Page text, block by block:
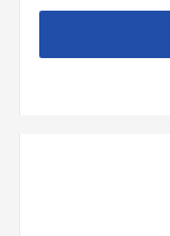
raffreddano.
vista energetico
da gestire
regolare per
altri